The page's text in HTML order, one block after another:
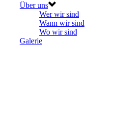
Über uns
Wer wir sind
Wann wir sind
Wo wir sind
Galerie